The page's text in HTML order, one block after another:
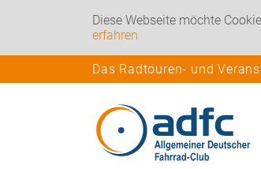
Diese Webseite möchte
erfahren
Das Radtouren- und